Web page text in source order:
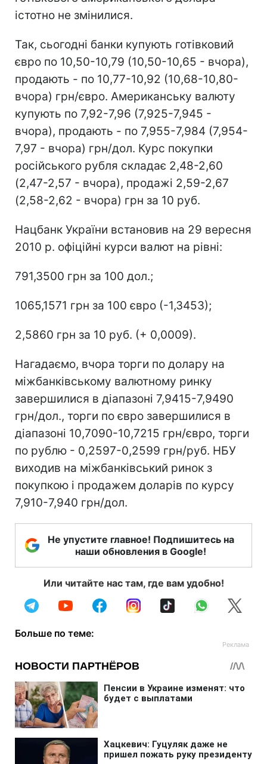
істотно не змінилися.
Так, сьогодні банки купують готівковий
євро по 10,50-10,79 (10,50-10,65 - вчора),
продають - по 10,77-10,92 (10,68-10,80-
вчора) грн/євро. Американську валюту
купують по 7,92-7,96 (7,925-7,945 -
вчора), продають - по 7,955-7,984 (7,954-
7,97 - вчора) грн/дол. Курс покупки
російського рубля складає 2,48-2,60
(2,47-2,57 - вчора), продажі 2,59-2,67
(2,58-2,62 - вчора) грн за 10 руб.
Нацбанк України встановив на 29 вересня
2010 р. офіційні курси валют на рівні:
791,3500 грн за 100 дол.;
1065,1571 грн за 100 євро (-1,3453);
2,5860 грн за 10 руб. (+ 0,0009).
Нагадаємо, вчора торги по долару на
міжбанківському валютному ринку
завершилися в діапазоні 7,9415-7,9490
грн/дол., торги по євро завершилися в
діапазоні 10,7090-10,7215 грн/євро, торги
по рублю - 0,2597-0,2599 грн/руб. НБУ
виходив на міжбанківський ринок з
покупкою і продажем доларів по курсу
7,910-7,940 грн/дол.
Не упустите главное! Подпишитесь на
наши обновления в Google!
Или читайте нас там, где вам удобно!
Больше по теме: